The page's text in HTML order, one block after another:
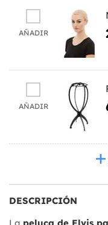
AÑADIR
AÑADIR
DESCRIPCIÓN